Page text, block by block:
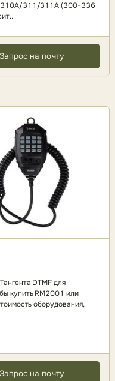
311/311А (300-336
Запрос на почту
DTMF для
купить RM2001 или
оборудования,
Запрос на почту